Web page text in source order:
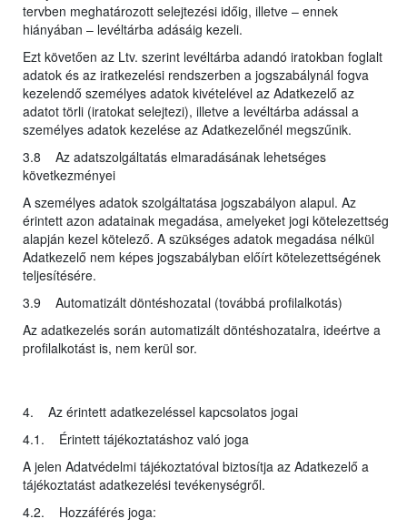
tervben meghatározott selejtezési időig, illetve – ennek
hiányában – levéltárba adásáig kezeli.
Ezt követően az Ltv. szerint levéltárba adandó iratokban foglalt
adatok és az iratkezelési rendszerben a jogszabálynál fogva
kezelendő személyes adatok kivételével az Adatkezelő az
adatot törli (iratokat selejtezi), illetve a levéltárba adással a
személyes adatok kezelése az Adatkezelőnél megszűnik.
3.8 Az adatszolgáltatás elmaradásának lehetséges
következményei
A személyes adatok szolgáltatása jogszabályon alapul. Az
érintett azon adatainak megadása, amelyeket jogi kötelezettség
alapján kezel kötelező. A szükséges adatok megadása nélkül
Adatkezelő nem képes jogszabályban előírt kötelezettségének
teljesítésére.
3.9 Automatizált döntéshozatal (továbbá profilalkotás)
Az adatkezelés során automatizált döntéshozatalra, ideértve a
profilalkotást is, nem kerül sor.
4. Az érintett adatkezeléssel kapcsolatos jogai
4.1. Érintett tájékoztatáshoz való joga
A jelen Adatvédelmi tájékoztatóval biztosítja az Adatkezelő a
tájékoztatást adatkezelési tevékenységről.
4.2. Hozzáférés joga: